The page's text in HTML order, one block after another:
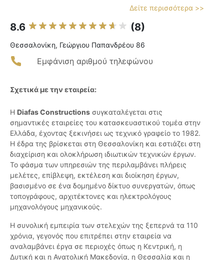
Δείτε περισσότερα >>
8.6 (8)
Θεσσαλονίκη, Γεώργιου Παπανδρέου 86
Εμφάνιση αριθμού τηλεφώνου
Σχετικά με την εταιρεία:
Η Diafas Constructions συγκαταλέγεται στις
σημαντικές εταιρείες του κατασκευαστικού τομέα στην
Ελλάδα, έχοντας ξεκινήσει ως τεχνικό γραφείο το 1982.
Η έδρα της βρίσκεται στη Θεσσαλονίκη και εστιάζει στη
διαχείριση και ολοκλήρωση ιδιωτικών τεχνικών έργων.
Το φάσμα των υπηρεσιών της περιλαμβάνει πλήρεις
μελέτες, επίβλεψη, εκτέλεση και διοίκηση έργων,
βασισμένο σε ένα δομημένο δίκτυο συνεργατών, όπως
τοπογράφους, αρχιτέκτονες και ηλεκτρολόγους
μηχανολόγους μηχανικούς.
Η συνολική εμπειρία των στελεχών της ξεπερνά τα 110
χρόνια, γεγονός που επιτρέπει στην εταιρεία να
αναλαμβάνει έργα σε περιοχές όπως η Κεντρική, η
Δυτική και η Ανατολική Μακεδονία, η Θεσσαλία και η